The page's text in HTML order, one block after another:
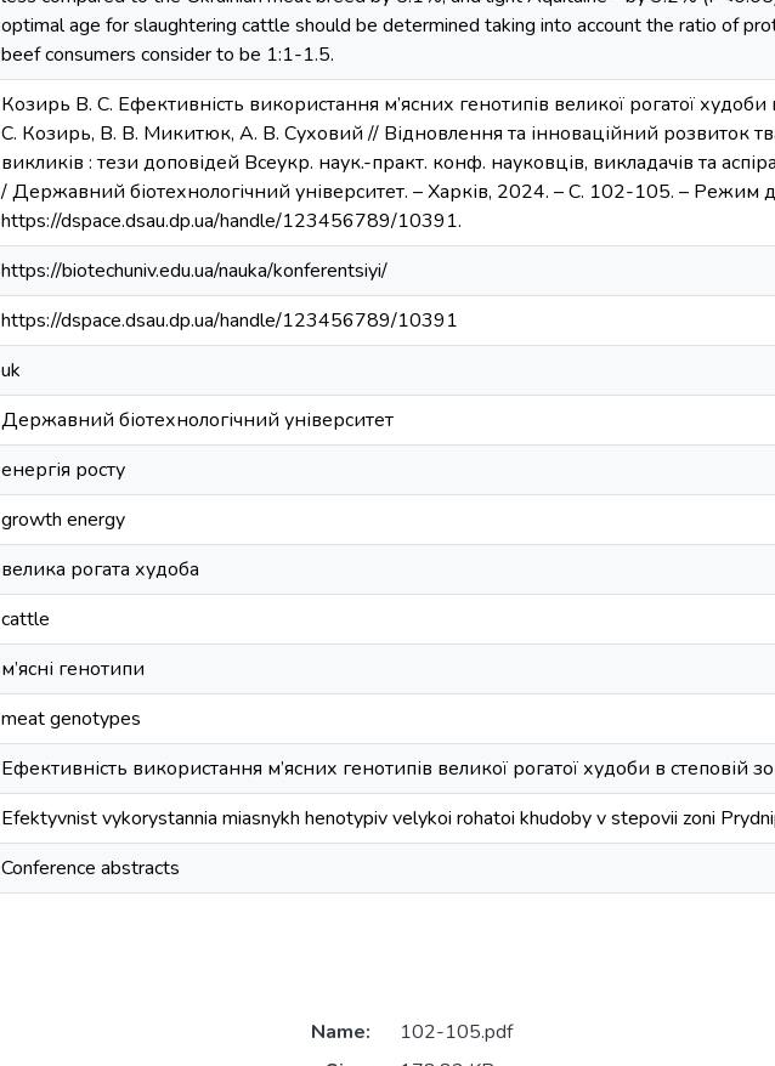
optimal age for slaughtering cattle should be determined taking into account the ratio of
beef consumers consider to be 1:1-1.5.
Козирь В. С. Ефективність використання м’ясних генотипів великої рогатої худоби
С. Козирь, В. В. Микитюк, А. В. Суховий // Відновлення та інноваційний розвиток
викликів : тези доповідей Всеукр. наук.-практ. конф. науковців, викладачів та
/ Державний біотехнологічний університет. – Харків, 2024. – С. 102-105. – Режим
https://dspace.dsau.dp.ua/handle/123456789/10391.
https://biotechuniv.edu.ua/nauka/konferentsiyi/
https://dspace.dsau.dp.ua/handle/123456789/10391
uk
Державний біотехнологічний університет
енергія росту
growth energy
велика рогата худоба
cattle
м’ясні генотипи
meat genotypes
Ефективність використання м’ясних генотипів великої рогатої худоби в степовій
Efektyvnist vykorystannia miasnykh henotypiv velykoi rohatoi khudoby v stepovii zoni
Conference abstracts
Name:
102-105.pdf